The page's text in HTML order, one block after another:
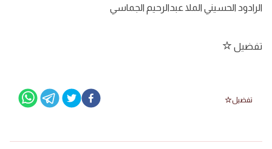
الرادود الحسيني الملا عبدالرحيم الجماسي
تفضيل
تفضيل